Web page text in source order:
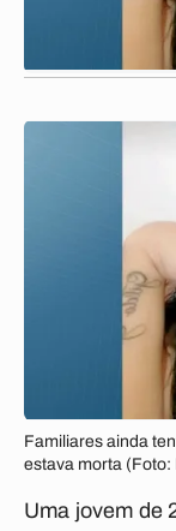
Familiares ainda
estava morta (Foto:
Uma jovem de